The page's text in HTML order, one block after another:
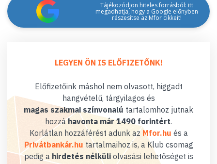
Tájékozódjon hiteles forrásból: itt
megadhatja, hogy a Google előnyben
részesítse az Mfor cikkeit!
LEGYEN ÖN IS ELŐFIZETŐNK!
Előfizetőink máshol nem olvasott, higgadt
hangvételű, tárgyilagos és
magas szakmai színvonalú tartalomhoz jutnak
hozzáhavonta már 1490 forintért.
Korlátlan hozzáférést adunk az Mfor.hu és a
Privátbankár.hu tartalmaihoz is, a Klub csomag
pedig a hirdetés nélküliolvasási lehetőséget is